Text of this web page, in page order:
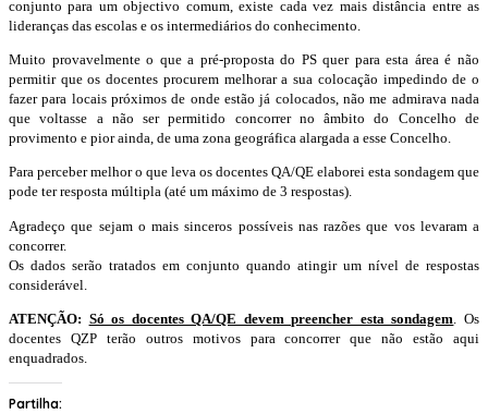
conjunto para um objectivo comum, existe cada vez mais distância entre as
lideranças das escolas e os intermediários do conhecimento.
Muito provavelmente o que a pré-proposta do PS quer para esta área é não
permitir que os docentes procurem melhorar a sua colocação impedindo de o
fazer para locais próximos de onde estão já colocados, não me admirava nada
que voltasse a não ser permitido concorrer no âmbito do Concelho de
provimento e pior ainda, de uma zona geográfica alargada a esse Concelho.
Para perceber melhor o que leva os docentes QA/QE elaborei esta sondagem que
pode ter resposta múltipla (até um máximo de 3 respostas).
Agradeço que sejam o mais sinceros possíveis nas razões que vos levaram a
concorrer.
Os dados serão tratados em conjunto quando atingir um nível de respostas
considerável.
ATENÇÃO: Só os docentes QA/QE devem preencher esta sondagem . Os
docentes QZP terão outros motivos para concorrer que não estão aqui
enquadrados.
Partilha: